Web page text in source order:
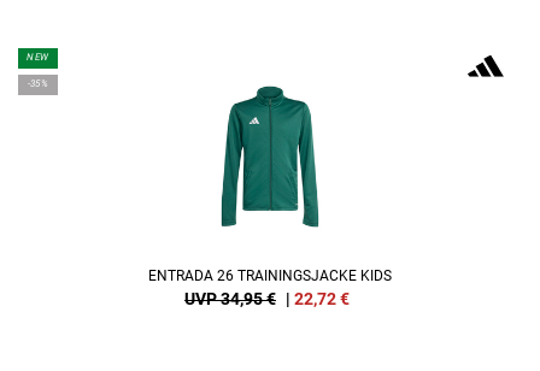
NEW
-35%
ENTRADA 26 TRAININGSJACKE KIDS
UVP 34,95 € | 22,72€